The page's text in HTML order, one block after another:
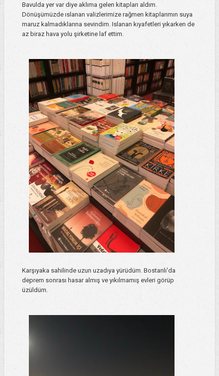
Bavulda yer var diye aklıma gelen kitapları aldım.
Dönüşümüzde ıslanan valizlerimize rağmen kitaplarımın suya
maruz kalmadıklarına sevindim. Islanan kıyafetleri yıkarken de
az biraz hava yolu şirketine laf ettim.
Karşıyaka sahilinde uzun uzadıya yürüdüm. Bostanlı'da
deprem sonrası hasar almış ve yıkılmamış evleri görüp
üzüldüm.